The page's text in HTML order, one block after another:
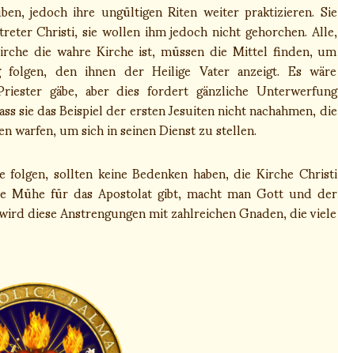
jedoch ihre ungültigen Riten weiter praktizieren. Sie
Christi, sie wollen ihm jedoch nicht gehorchen. Alle,
die wahre Kirche ist, müssen die Mittel finden, um
den ihnen der Heilige Vater anzeigt. Es wäre
gäbe, aber dies fordert gänzliche Unterwerfung
sie das Beispiel der ersten Jesuiten nicht nachahmen, die
warfen, um sich in seinen Dienst zu stellen.
sollten keine Bedenken haben, die Kirche Christi
Mühe für das Apostolat gibt, macht man Gott und der
diese Anstrengungen mit zahlreichen Gnaden, die viele